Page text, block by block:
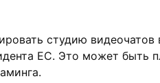
студию
ЕС. Это может быть